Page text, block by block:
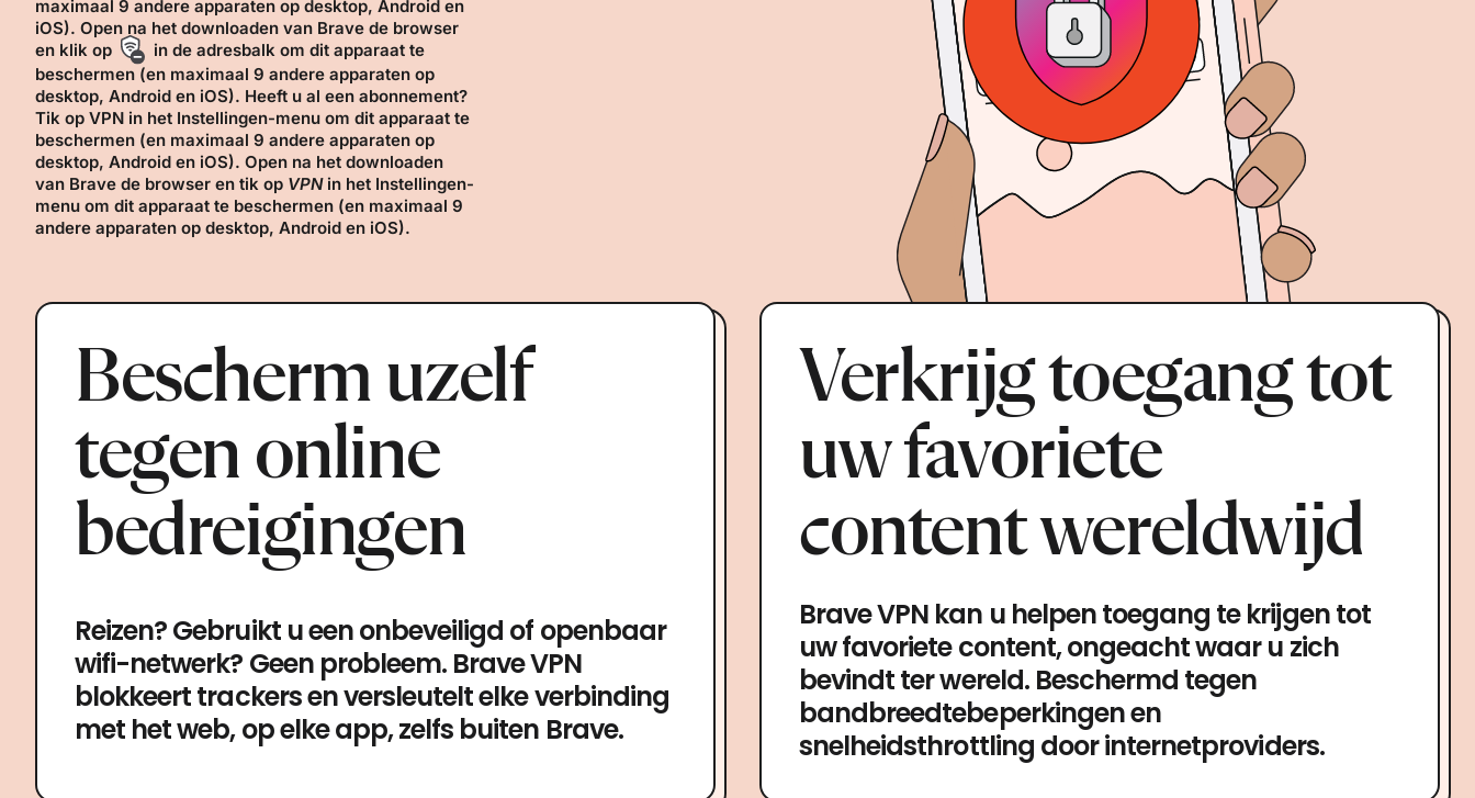
maximaal 9 andere apparaten op desktop, Android en
iOS). Open na het downloaden van Brave de browser
en klik op
in de adresbalk om dit apparaat te
beschermen (en maximaal 9 andere apparaten op
desktop, Android en iOS). Heeft u al een abonnement?
Tik op VPN in het Instellingen-menu om dit apparaat te
beschermen (en maximaal 9 andere apparaten op
desktop, Android en iOS). Open na het downloaden
van Brave de browser en tik op VPNin het Instellingen-
menu om dit apparaat te beschermen (en maximaal 9
andere apparaten op desktop, Android en iOS).
Bescherm uzelf
tegen online
bedreigingen
Reizen? Gebruikt u een onbeveiligd of openbaar
wifi-netwerk? Geen probleem. Brave VPN
blokkeert trackers en versleutelt elke verbinding
met het web, op elke app, zelfs buiten Brave.
Verkrijg toegang tot
uw favoriete
content wereldwijd
Brave VPN kan u helpen toegang te krijgen tot
uw favoriete content, ongeacht waar u zich
bevindt ter wereld. Beschermd tegen
bandbreedtebeperkingen en
snelheidsthrottling door internetproviders.